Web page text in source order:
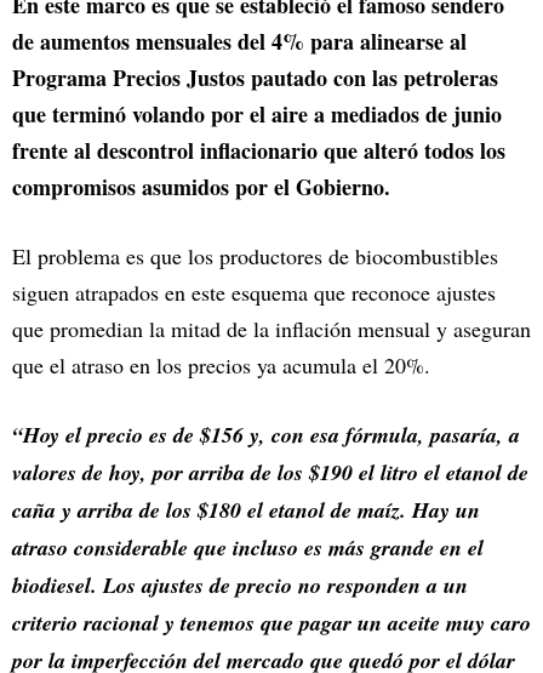
de aumentos mensuales del 4% para alinearse al
Programa Precios Justos pautado con las petroleras
que terminó volando por el aire a mediados de junio
frente al descontrol inflacionario que alteró todos los
compromisos asumidos por el Gobierno.
El problema es que los productores de biocombustibles
siguen atrapados en este esquema que reconoce ajustes
que promedian la mitad de la inflación mensual y aseguran
que el atraso en los precios ya acumula el 20%.
“Hoy el precio es de $156 y, con esa fórmula, pasaría, a
valores de hoy, por arriba de los $190 el litro el etanol de
caña y arriba de los $180 el etanol de maíz. Hay un
atraso considerable que incluso es más grande en el
biodiesel. Los ajustes de precio no responden a un
criterio racional y tenemos que pagar un aceite muy caro
por la imperfección del mercado que quedó por el dólar